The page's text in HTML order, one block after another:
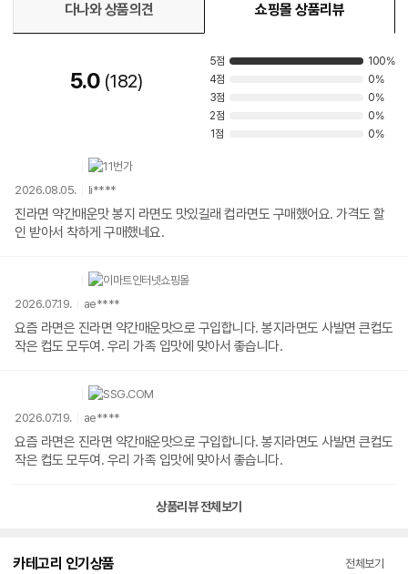
다나와 상품의견 쇼핑몰 상품리뷰
5.0 182
5점
100%
4점
0%
3점
0%
2점
0%
1점
0%
2026.08.05. li****
진라면 약간매운맛 봉지 라면도 맛있길래 컵라면도 구매했어요. 가격도 할
인 받아서 착하게 구매했네요.
2026.07.19. ae****
요즘 라면은 진라면 약간매운맛으로 구입합니다. 봉지라면도 사발면 큰컵도
작은 컵도 모두여. 우리 가족 입맛에 맞아서 좋습니다.
2026.07.19. ae****
요즘 라면은 진라면 약간매운맛으로 구입합니다. 봉지라면도 사발면 큰컵도
작은 컵도 모두여. 우리 가족 입맛에 맞아서 좋습니다.
상품리뷰 전체보기
카테고리 인기상품 전체보기